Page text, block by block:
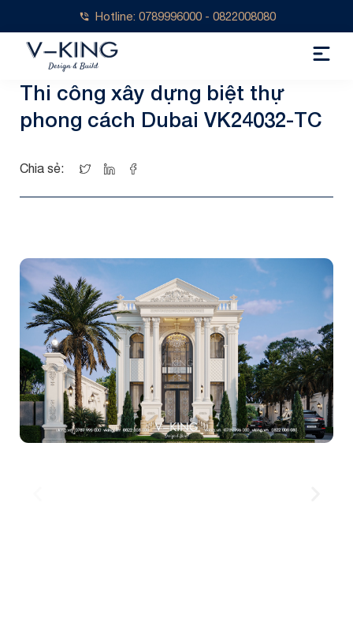
Hotline: 0789996000 - 0822008080
Thi công xây dựng biệt thự
phong cách Dubai VK24032-TC
Chia sẻ: